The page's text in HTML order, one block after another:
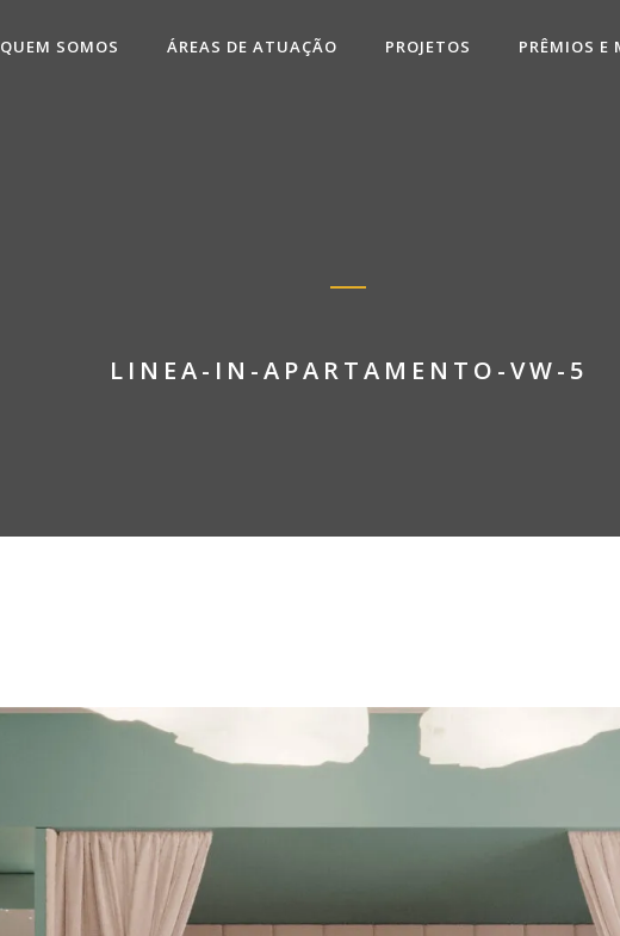
QUEM SOMOS ÁREAS DE ATUAÇÃO PROJETOS PRÊMIOS E
LINEA-IN-APARTAMENTO-VW-5